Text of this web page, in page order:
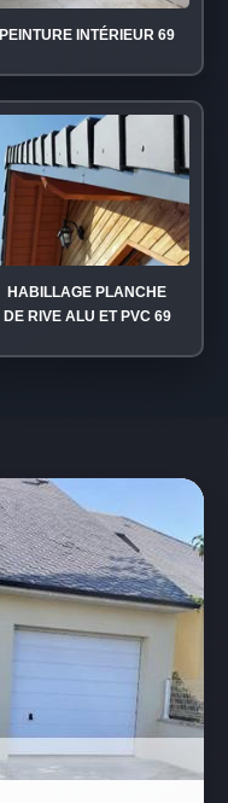
PEINTURE INTÉRIEUR 69
HABILLAGE PLANCHE
DE RIVE ALU ET PVC 69